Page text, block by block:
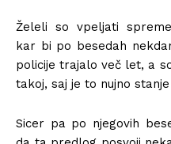
Želeli so vpeljati
kar bi po besedah
policije trajalo več let, a
takoj, saj je to nujno
Sicer pa po njegovih